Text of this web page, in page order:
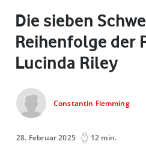
Die sieben
Reihenfolge der
Lucinda Riley
Constantin Flemming
28. Februar 2025 12 min.